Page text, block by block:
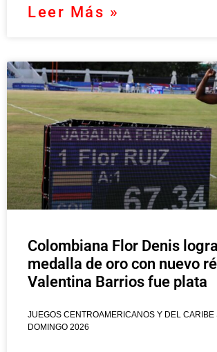
Leer Más »
Colombiana Flor Denis
medalla de oro con nuevo
Valentina Barrios fue plata
JUEGOS CENTROAMERICANOS Y DEL CARIBE
DOMINGO 2026